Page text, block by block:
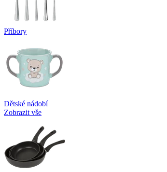
Příbory
Dětské nádobí
Zobrazit vše